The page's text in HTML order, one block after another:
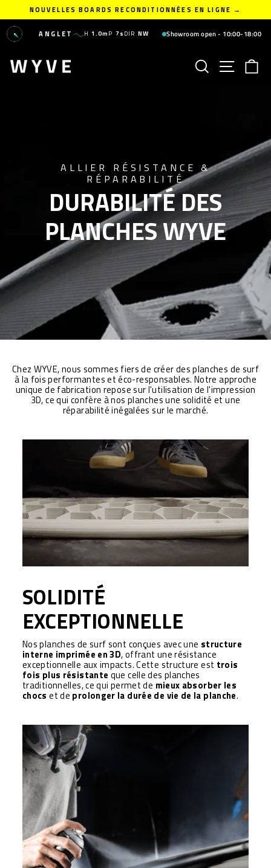
content Pause
slideshow
NOUVELLES BOARDS RECONDITIONNÉES EN LIGNE →
E
S
W ANGLET H 1.0m P 7s DIR NW Showroom open - 10:00-18:00
SEARCHSITE
ALLIER RÉSISTANCE &
RÉPARABILITÉ
DURABILITÉ DES
PLANCHES WYVE
Chez WYVE, nous sommes fiers de créer des planches de surf
à la fois performantes et éco-responsables. Notre approche
unique de fabrication repose sur l'utilisation de l'impression
3D, ce qui confère à nos planches une solidité et une
réparabilité inégalées sur le marché.
SOLIDITÉ
EXCEPTIONNELLE
Nos planches de surf sont conçues avec une structure
interne imprimée en 3D, offrant une résistance
exceptionnelle aux impacts. Cette structure est trois
fois plus résistante que celle des planches
traditionnelles, ce qui permet de mieux absorber les
chocset de prolonger la durée de vie de la planche.